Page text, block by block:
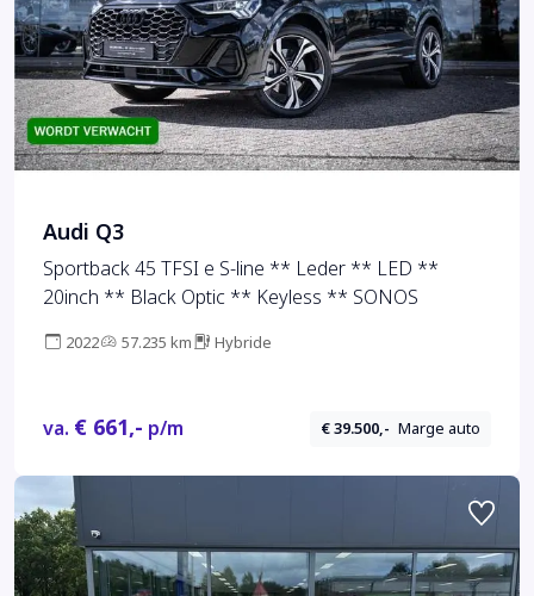
Audi Q3
Sportback 45 TFSI e S-line ** Leder ** LED **
20inch ** Black Optic ** Keyless ** SONOS
2022 57.235 km Hybride
va. € 661,- p/m € 39.500,- Marge auto